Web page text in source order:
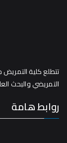
تتطلع كلية
التمريضي والبحث
روابط هامة